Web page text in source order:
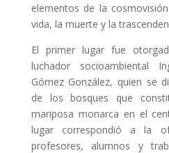
elementos de la
vida, la muerte y la
El primer lugar fue
luchador socioambiental
Gómez González, quien se
de los bosques que
mariposa monarca en el
lugar correspondió a la
profesores, alumnos y